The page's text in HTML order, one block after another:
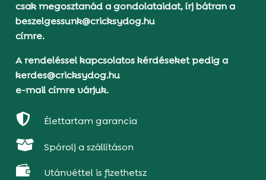
csak megosztanád a gondolataidat, írj bátran a
beszelgessunk@cricksydog.hu
címre.
A rendeléssel kapcsolatos kérdéseket pedig a
kerdes@cricksydog.hu
e-mail címre várjuk.
 Élettartam garancia
 Spórolj a szállításon
 Utánvéttel is fizethetsz